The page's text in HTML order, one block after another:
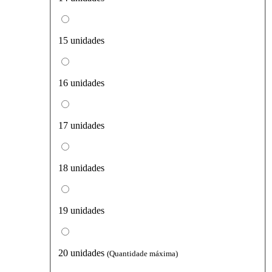
15 unidades
16 unidades
17 unidades
18 unidades
19 unidades
20 unidades (Quantidade máxima)